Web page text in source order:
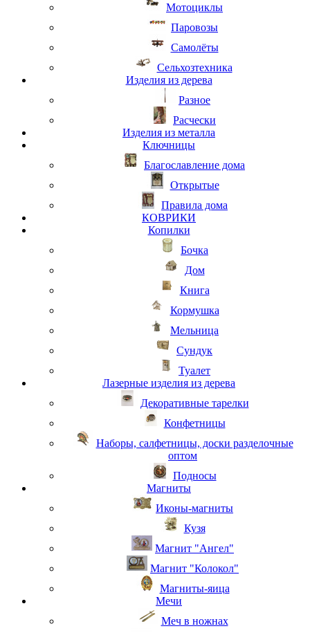
Мотоциклы
Паровозы
Самолёты
Сельхозтехника
Изделия из дерева
Разное
Расчески
Изделия из металла
Ключницы
Благославление дома
Открытые
Правила дома
КОВРИКИ
Копилки
Бочка
Дом
Книга
Кормушка
Мельница
Сундук
Туалет
Лазерные изделия из дерева
Декоративные тарелки
Конфетницы
Наборы, салфетницы, доски разделочные
оптом
Подносы
Магниты
Иконы-магниты
Кузя
Магнит "Ангел"
Магнит "Колокол"
Магниты-яица
Мечи
Меч в ножнах